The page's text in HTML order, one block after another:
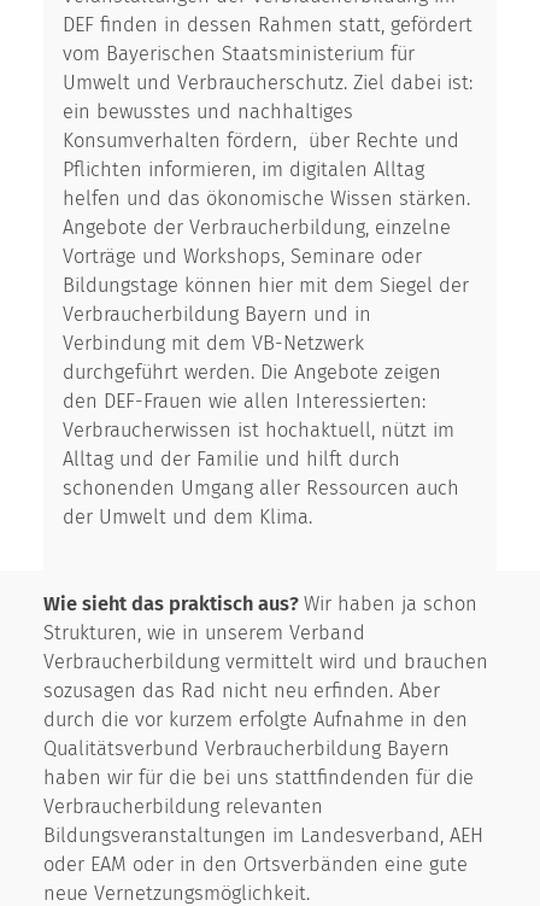
DEF finden in dessen Rahmen statt, gefördert
vom Bayerischen Staatsministerium für
Umwelt und Verbraucherschutz. Ziel dabei ist:
ein bewusstes und nachhaltiges
Konsumverhalten fördern, über Rechte und
Pflichten informieren, im digitalen Alltag
helfen und das ökonomische Wissen stärken.
Angebote der Verbraucherbildung, einzelne
Vorträge und Workshops, Seminare oder
Bildungstage können hier mit dem Siegel der
Verbraucherbildung Bayern und in
Verbindung mit dem VB-Netzwerk
durchgeführt werden. Die Angebote zeigen
den DEF-Frauen wie allen Interessierten:
Verbraucherwissen ist hochaktuell, nützt im
Alltag und der Familie und hilft durch
schonenden Umgang aller Ressourcen auch
der Umwelt und dem Klima.
Wie sieht das praktisch aus? Wir haben ja schon
Strukturen, wie in unserem Verband
Verbraucherbildung vermittelt wird und brauchen
sozusagen das Rad nicht neu erfinden. Aber
durch die vor kurzem erfolgte Aufnahme in den
Qualitätsverbund Verbraucherbildung Bayern
haben wir für die bei uns stattfindenden für die
Verbraucherbildung relevanten
Bildungsveranstaltungen im Landesverband, AEH
oder EAM oder in den Ortsverbänden eine gute
neue Vernetzungsmöglichkeit.